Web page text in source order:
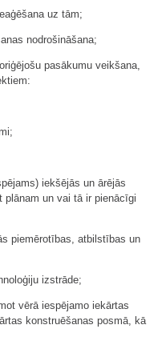
uz tām;
nodrošināšana;
pasākumu veikšana,
iekšējās un ārējās
un vai tā ir pienācīgi
piemērotības, atbilstības un
izstrāde;
vērā iespējamo iekārtas
konstruēšanas posmā, kā